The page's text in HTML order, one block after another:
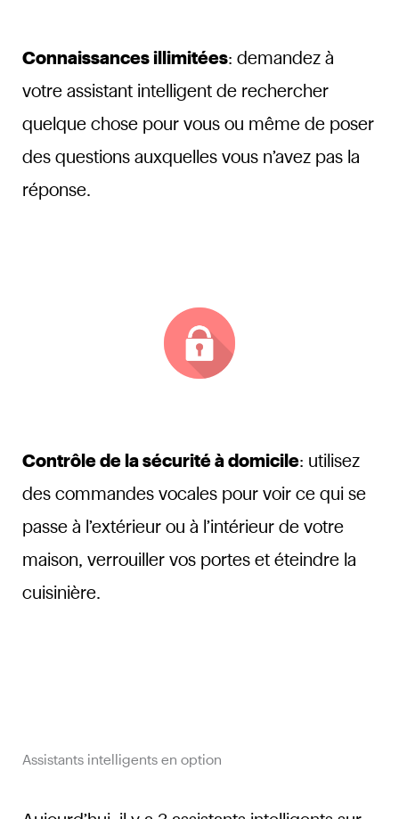
Connaissances illimitées: demandez à
votre assistant intelligent de rechercher
quelque chose pour vous ou même de poser
des questions auxquelles vous n’avez pas la
réponse.
Contrôle de la sécurité à domicile: utilisez
des commandes vocales pour voir ce qui se
passe à l’extérieur ou à l’intérieur de votre
maison, verrouiller vos portes et éteindre la
cuisinière.
Assistants intelligents en option